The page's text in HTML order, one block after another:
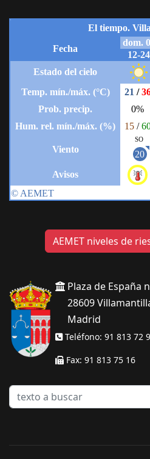
AEMET niveles de
Plaza de España
28609
Madrid
Teléfono: 91 813 72
Fax: 91 813 75 16
texto
a